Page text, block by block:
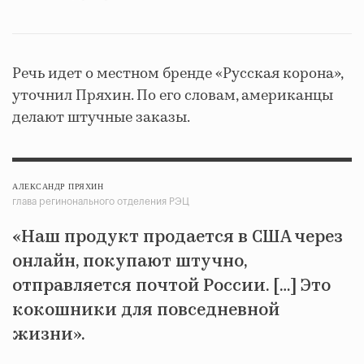
Речь идет о местном бренде «Русская корона»,
уточнил Пряхин. По его словам, американцы
делают штучные заказы.
АЛЕКСАНДР ПРЯХИН
глава регинонального отделения РЭЦ
«Наш продукт продается в США через
онлайн, покупают штучно,
отправляется почтой России. […] Это
кокошники для повседневной
жизни».